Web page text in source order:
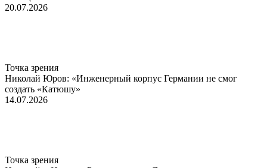
20.07.2026
Точка зрения
Николай Юров: «Инженерный корпус Германии не смог
создать «Катюшу»
14.07.2026
Точка зрения